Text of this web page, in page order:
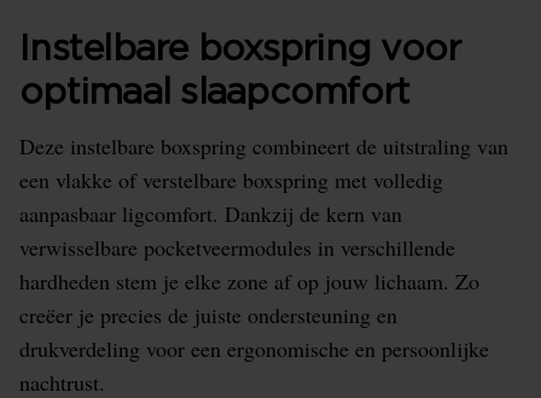
Instelbare boxspring voor
optimaal slaapcomfort
Deze instelbare boxspring combineert de uitstraling van
een vlakke of verstelbare boxspring met volledig
aanpasbaar ligcomfort. Dankzij de kern van
verwisselbare pocketveermodules in verschillende
hardheden stem je elke zone af op jouw lichaam. Zo
creëer je precies de juiste ondersteuning en
drukverdeling voor een ergonomische en persoonlijke
nachtrust.